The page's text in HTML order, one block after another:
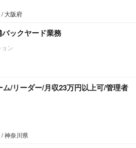
大阪府
ックヤード業務
ン
/リーダー/月収23万円以上可/管理者
神奈川県